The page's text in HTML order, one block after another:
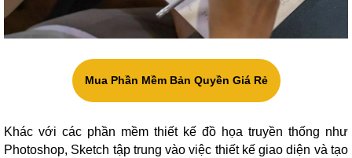
Mua Phần Mềm Bản Quyền Giá Rẻ
Khác với các phần mềm thiết kế đồ họa truyền thống như
Photoshop, Sketch tập trung vào việc thiết kế giao diện và tạo